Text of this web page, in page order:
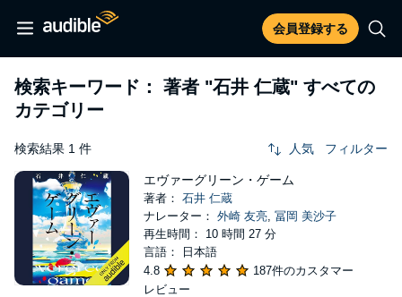
会員登録する
検索キーワード： 著者 "石井 仁蔵" すべての
カテゴリー
検索結果 1 件 人気 フィルター
エヴァーグリーン・ゲーム
著者： 石井 仁蔵
ナレーター： 外崎 友亮, 冨岡 美沙子
再生時間： 10 時間 27 分
言語： 日本語
4.8
187件のカスタマー
レビュー